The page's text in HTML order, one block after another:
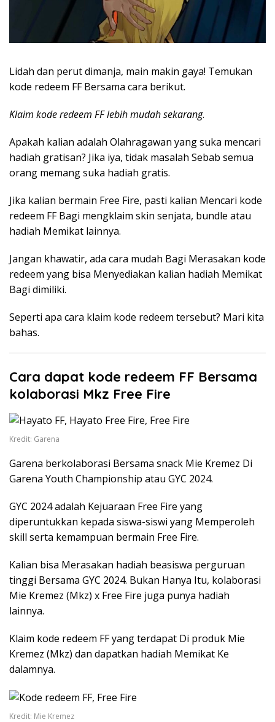
Lidah dan perut dimanja, main makin gaya! Temukan
kode redeem FF Bersama cara berikut.
Klaim kode redeem FF lebih mudah sekarang.
Apakah kalian adalah Olahragawan yang suka mencari
hadiah gratisan? Jika iya, tidak masalah Sebab semua
orang memang suka hadiah gratis.
Jika kalian bermain Free Fire, pasti kalian Mencari kode
redeem FF Bagi mengklaim skin senjata, bundle atau
hadiah Memikat lainnya.
Jangan khawatir, ada cara mudah Bagi Merasakan kode
redeem yang bisa Menyediakan kalian hadiah Memikat
Bagi dimiliki.
Seperti apa cara klaim kode redeem tersebut? Mari kita
bahas.
Cara dapat kode redeem FF Bersama
kolaborasi Mkz Free Fire
Kredit: Garena
Garena berkolaborasi Bersama snack Mie Kremez Di
Garena Youth Championship atau GYC 2024.
GYC 2024 adalah Kejuaraan Free Fire yang
diperuntukkan kepada siswa-siswi yang Memperoleh
skill serta kemampuan bermain Free Fire.
Kalian bisa Merasakan hadiah beasiswa perguruan
tinggi Bersama GYC 2024. Bukan Hanya Itu, kolaborasi
Mie Kremez (Mkz) x Free Fire juga punya hadiah
lainnya.
Klaim kode redeem FF yang terdapat Di produk Mie
Kremez (Mkz) dan dapatkan hadiah Memikat Ke
dalamnya.
Kredit: Mie Kremez